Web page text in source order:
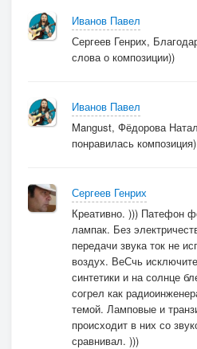
Иванов Павел
Сергеев Генрих,
слова о композиции))
Иванов Павел
Mangust, Фёдорова
понравилась композиция)
Сергеев Генрих
Креативно. ))) Патефон
лампак. Без
передачи звука ток не
воздух. ВеСчь
синтетики и на солнце
согрел как
темой. Ламповые и
происходит в них со
сравнивал. )))